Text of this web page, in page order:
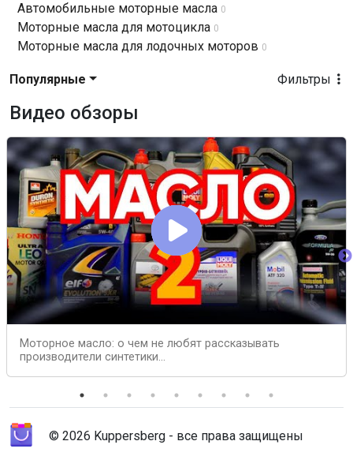
Автомобильные моторные масла 0
Моторные масла для мотоцикла 0
Моторные масла для лодочных моторов 0
Фильтры
Популярные
Видео обзоры
Моторное масло: о чем не любят рассказывать
производители синтетики...
© 2026 Kuppersberg - все права защищены